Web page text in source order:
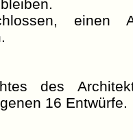
einen
des
16 Entwürfe.